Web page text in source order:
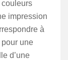
couleurs
impression
à
une
d’une